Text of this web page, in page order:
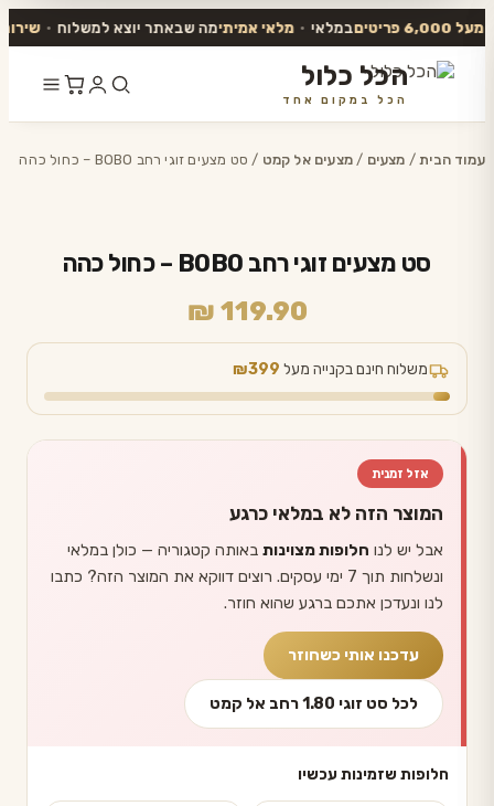
פריטים במלאי • מלאי אמיתימה שבאתר יוצא למשלוח • שירות
הכל כלול
הכל במקום אחד
לתוכן
עמוד הבית/ מצעים /מצעים אל קמט / סט מצעים זוגי רחב BOBO – כחול כהה
סט מצעים זוגי רחב BOBO – כחול כהה
₪ 119.90
משלוח חינם בקנייה מעל ₪399
אזל זמנית
המוצר הזה לא במלאי כרגע
אבל יש לנו חלופות מצוינות באותה קטגוריה — כולן במלאי
ונשלחות תוך 7 ימי עסקים. רוצים דווקא את המוצר הזה? כתבו
לנו ונעדכן אתכם ברגע שהוא חוזר.
עדכנו אותי כשחוזר
לכל סט זוגי 1.80 רחב אל קמט
חלופות שזמינות עכשיו